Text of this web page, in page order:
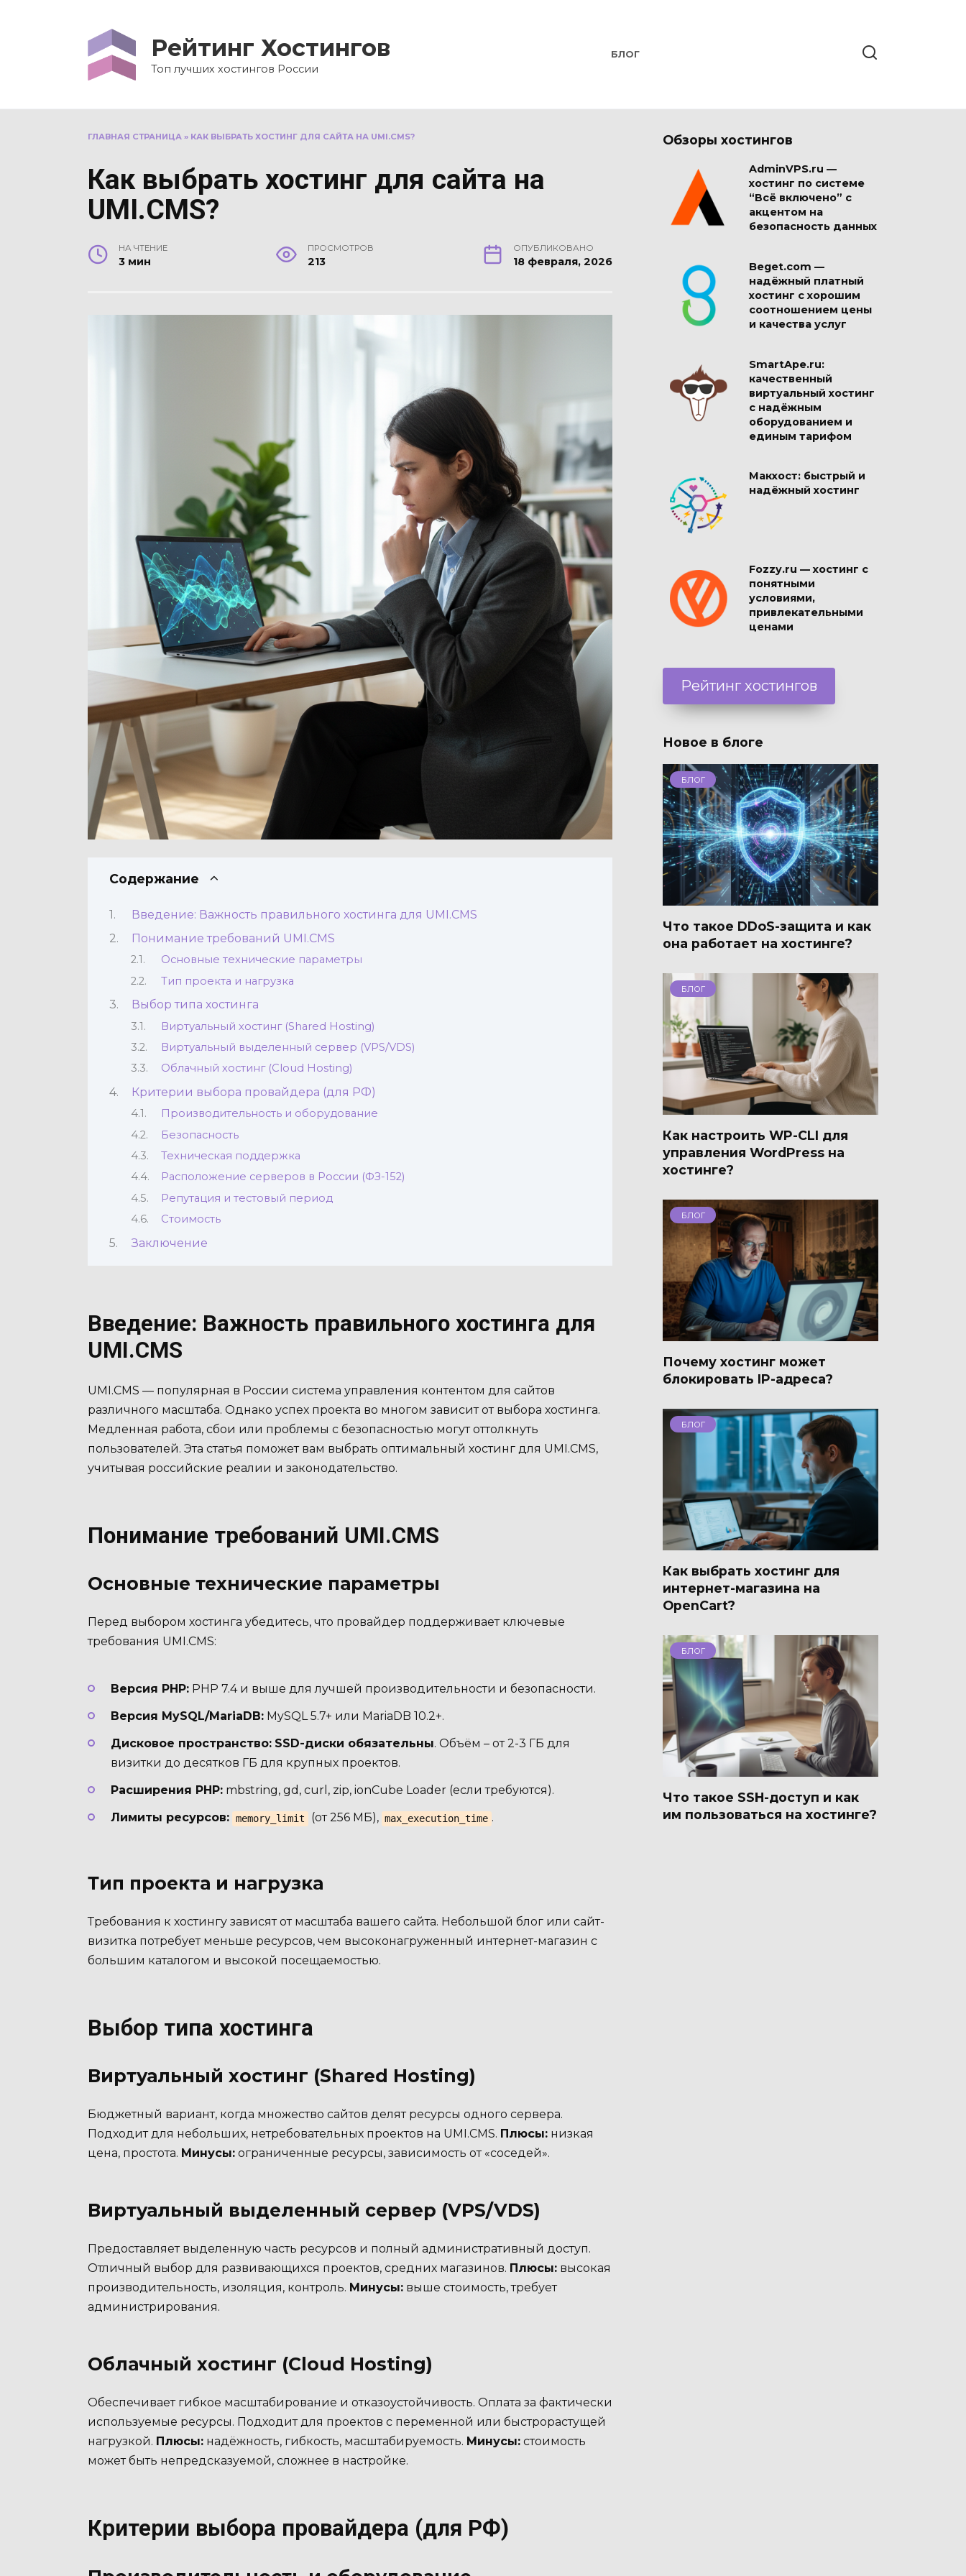
Рейтинг Хостингов
Топ лучших хостингов России
БЛОГ
ГЛАВНАЯ СТРАНИЦА » КАК ВЫБРАТЬ ХОСТИНГ ДЛЯ САЙТА НА UMI.CMS?
Как выбрать хостинг для сайта на
UMI.CMS?
НА ЧТЕНИЕ
3 мин
ПРОСМОТРОВ
213
ОПУБЛИКОВАНО
18 февраля, 2026
Содержание
Введение: Важность правильного хостинга для UMI.CMS
Понимание требований UMI.CMS
Основные технические параметры
Тип проекта и нагрузка
Выбор типа хостинга
Виртуальный хостинг (Shared Hosting)
Виртуальный выделенный сервер (VPS/VDS)
Облачный хостинг (Cloud Hosting)
Критерии выбора провайдера (для РФ)
Производительность и оборудование
Безопасность
Техническая поддержка
Расположение серверов в России (ФЗ-152)
Репутация и тестовый период
Стоимость
Заключение
Введение: Важность правильного хостинга для
UMI.CMS
UMI.CMS — популярная в России система управления контентом для сайтов
различного масштаба. Однако успех проекта во многом зависит от выбора хостинга.
Медленная работа, сбои или проблемы с безопасностью могут оттолкнуть
пользователей. Эта статья поможет вам выбрать оптимальный хостинг для UMI.CMS,
учитывая российские реалии и законодательство.
Понимание требований UMI.CMS
Основные технические параметры
Перед выбором хостинга убедитесь, что провайдер поддерживает ключевые
требования UMI.CMS:
Версия PHP: PHP 7.4 и выше для лучшей производительности и безопасности.
Версия MySQL/MariaDB: MySQL 5.7+ или MariaDB 10.2+.
Дисковое пространство: SSD-диски обязательны. Объём – от 2-3 ГБ для
визитки до десятков ГБ для крупных проектов.
Расширения PHP: mbstring, gd, curl, zip, ionCube Loader (если требуются).
Лимиты ресурсов: memory_limit (от 256 МБ), max_execution_time .
Тип проекта и нагрузка
Требования к хостингу зависят от масштаба вашего сайта. Небольшой блог или сайт-
визитка потребует меньше ресурсов, чем высоконагруженный интернет-магазин с
большим каталогом и высокой посещаемостью.
Выбор типа хостинга
Виртуальный хостинг (Shared Hosting)
Бюджетный вариант, когда множество сайтов делят ресурсы одного сервера.
Подходит для небольших, нетребовательных проектов на UMI.CMS. Плюсы: низкая
цена, простота. Минусы: ограниченные ресурсы, зависимость от «соседей».
Виртуальный выделенный сервер (VPS/VDS)
Предоставляет выделенную часть ресурсов и полный административный доступ.
Отличный выбор для развивающихся проектов, средних магазинов. Плюсы: высокая
производительность, изоляция, контроль. Минусы: выше стоимость, требует
администрирования.
Облачный хостинг (Cloud Hosting)
Обеспечивает гибкое масштабирование и отказоустойчивость. Оплата за фактически
используемые ресурсы. Подходит для проектов с переменной или быстрорастущей
нагрузкой. Плюсы: надёжность, гибкость, масштабируемость. Минусы: стоимость
может быть непредсказуемой, сложнее в настройке.
Критерии выбора провайдера (для РФ)
Обзоры хостингов
AdminVPS.ru —
хостинг по системе
“Всё включено” с
акцентом на
безопасность данных
Beget.com —
надёжный платный
хостинг с хорошим
соотношением цены
и качества услуг
SmartApe.ru:
качественный
виртуальный хостинг
с надёжным
оборудованием и
единым тарифом
Макхост: быстрый и
надёжный хостинг
Fozzy.ru — хостинг с
понятными
условиями,
привлекательными
ценами
Рейтинг хостингов
Новое в блоге
БЛОГ
Что такое DDoS-защита и как
она работает на хостинге?
БЛОГ
Как настроить WP-CLI для
управления WordPress на
хостинге?
БЛОГ
Почему хостинг может
блокировать IP-адреса?
БЛОГ
Как выбрать хостинг для
интернет-магазина на
OpenCart?
БЛОГ
Что такое SSH-доступ и как
им пользоваться на хостинге?